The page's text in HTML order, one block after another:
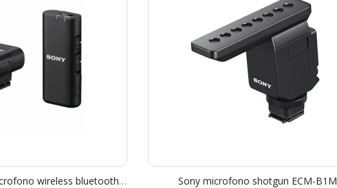
Sony ECM-W2BT microfono wireless bluetooth - Garanzia Sony 2 Anni Sony microfono shotgun ECM-B1M